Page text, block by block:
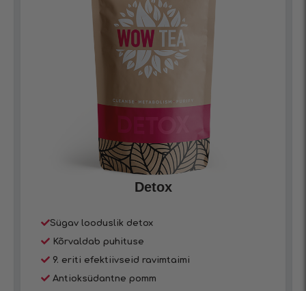
Detox
Sügav looduslik detox
Kõrvaldab puhituse
9. eriti efektiivseid ravimtaimi
Antioksüdantne pomm